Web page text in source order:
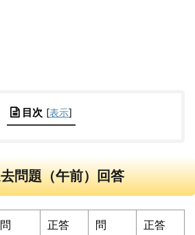
目次 [表示]
問題（午前）回答
問 正答 問 正答